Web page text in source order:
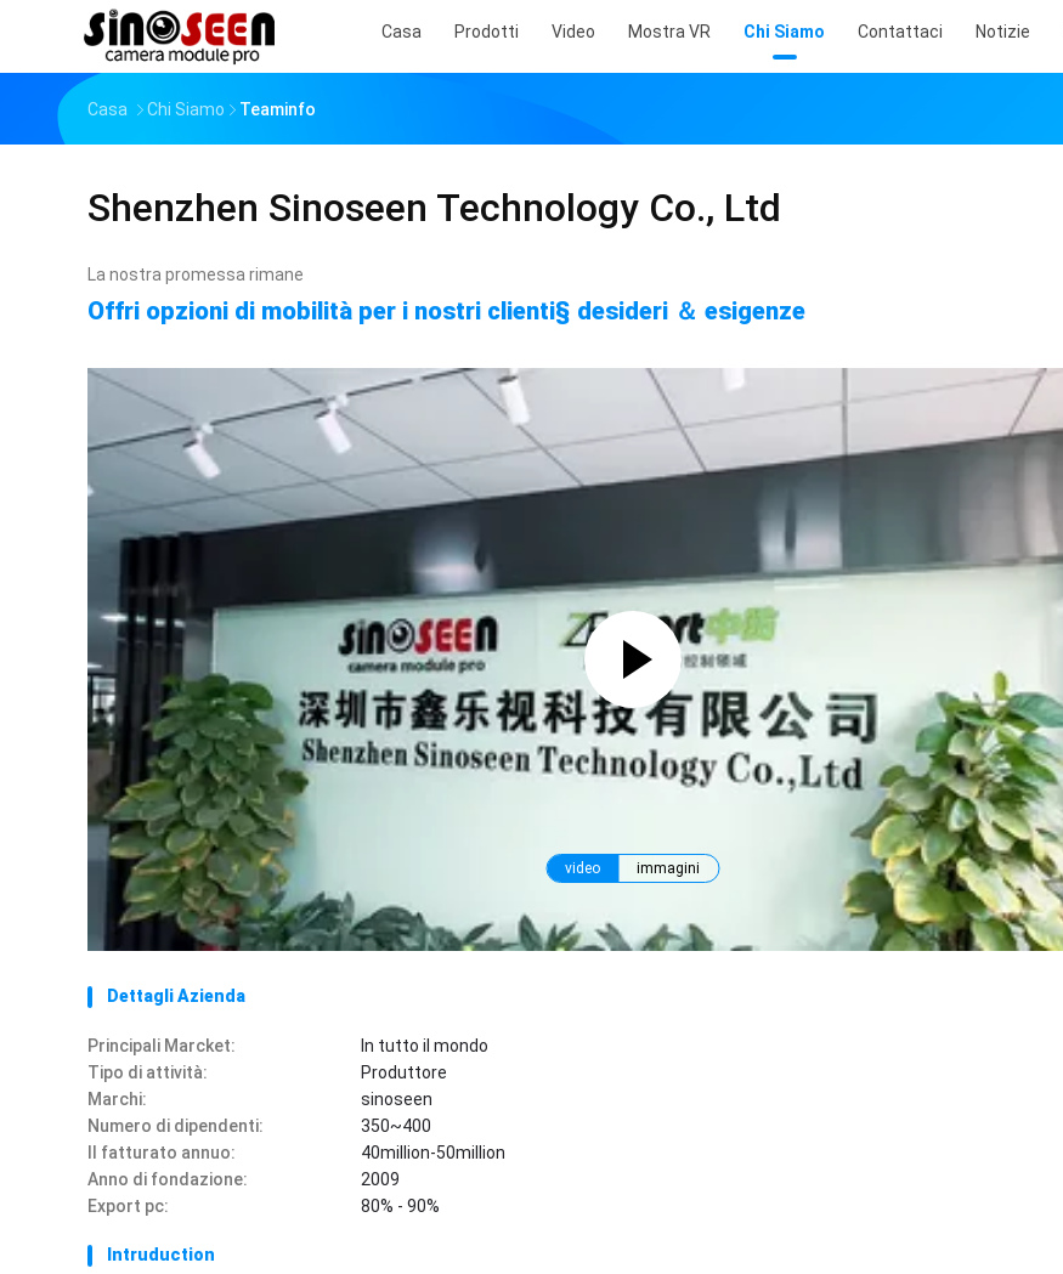
Casa Prodotti Video Mostra VR Chi Siamo Contattaci Notizie
Casa Chi Siamo Teaminfo
Shenzhen Sinoseen Technology Co., Ltd
La nostra promessa rimane
Offri opzioni di mobilità per i nostri clienti§ desideri ＆ esigenze
video immagini
Dettagli Azienda
Principali Marcket:
In tutto il mondo
Tipo di attività:
Produttore
Marchi:
sinoseen
Numero di dipendenti:
350~400
Il fatturato annuo:
40million-50million
Anno di fondazione:
2009
Export pc:
80% - 90%
Intruduction